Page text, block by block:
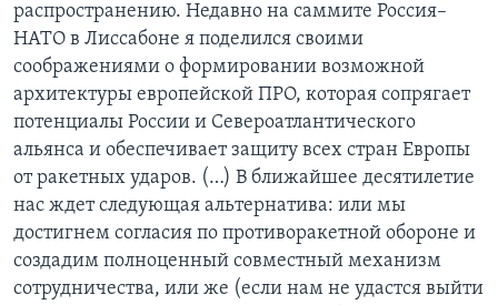
распространению. Недавно на саммите Россия–
НАТО в Лиссабоне я поделился своими
соображениями о формировании возможной
архитектуры европейской ПРО, которая сопрягает
потенциалы России и Североатлантического
альянса и обеспечивает защиту всех стран Европы
от ракетных ударов. (…) В ближайшее десятилетие
нас ждет следующая альтернатива: или мы
достигнем согласия по противоракетной обороне и
создадим полноценный совместный механизм
сотрудничества, или же (если нам не удастся выйти